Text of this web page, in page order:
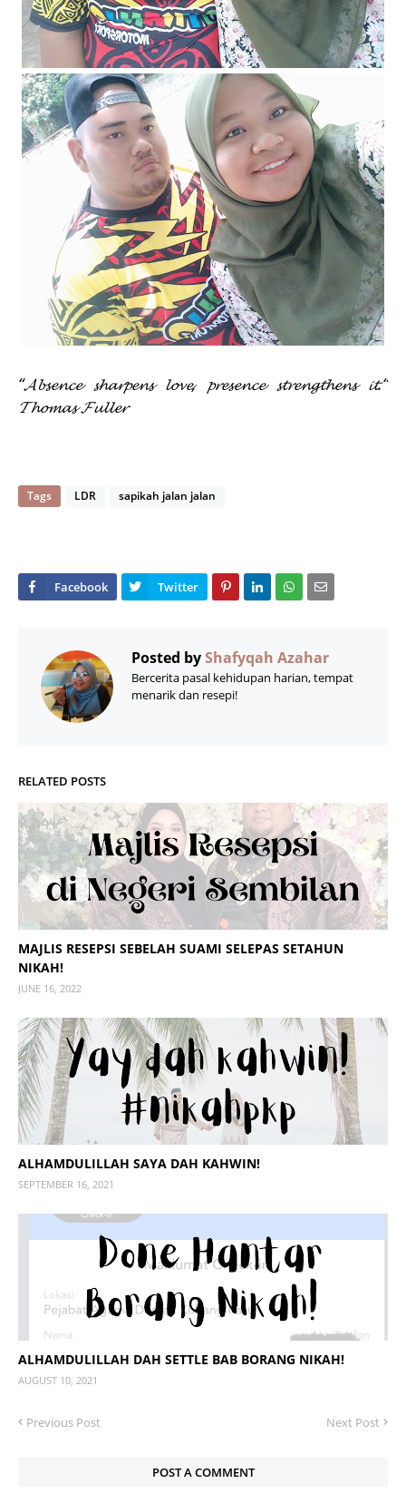
“𝓐𝓫𝓼𝓮𝓷𝓬𝓮 𝓼𝓱𝓪𝓻𝓹𝓮𝓷𝓼 𝓵𝓸𝓿𝓮, 𝓹𝓻𝓮𝓼𝓮𝓷𝓬𝓮 𝓼𝓽𝓻𝓮𝓷𝓰𝓽𝓱𝓮𝓷𝓼 𝓲𝓽.“
𝓣𝓱𝓸𝓶𝓪𝓼 𝓕𝓾𝓵𝓵𝓮𝓻
Tags LDR sapikah jalan jalan
Posted byShafyqah Azahar
Bercerita pasal kehidupan harian, tempat
menarik dan resepi!
RELATED POSTS
MAJLIS RESEPSI SEBELAH SUAMI SELEPAS SETAHUN
NIKAH!
JUNE 16, 2022
ALHAMDULILLAH SAYA DAH KAHWIN!
SEPTEMBER 16, 2021
ALHAMDULILLAH DAH SETTLE BAB BORANG NIKAH!
AUGUST 10, 2021
Previous Post Next Post
POST A COMMENT